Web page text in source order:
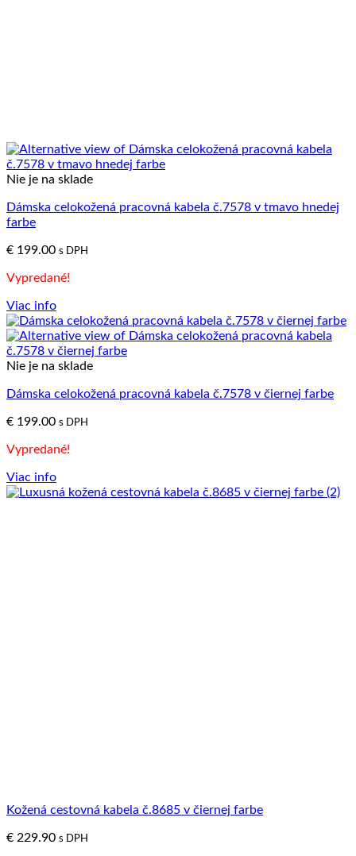
Nie je na sklade
Dámska celokožená pracovná kabela č.7578 v tmavo hnedej
farbe
€ 199.00 s DPH
Vypredané!
Viac info
Nie je na sklade
Dámska celokožená pracovná kabela č.7578 v čiernej farbe
€ 199.00 s DPH
Vypredané!
Viac info
Kožená cestovná kabela č.8685 v čiernej farbe
€ 229.90 s DPH